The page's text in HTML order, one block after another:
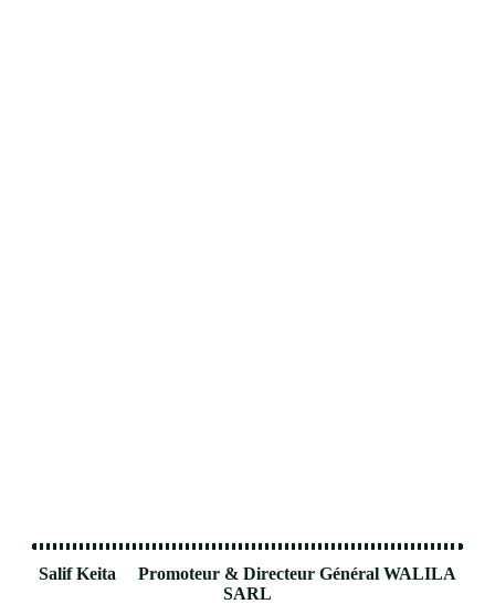
Salif Keita Promoteur & Directeur Général WALILA
SARL